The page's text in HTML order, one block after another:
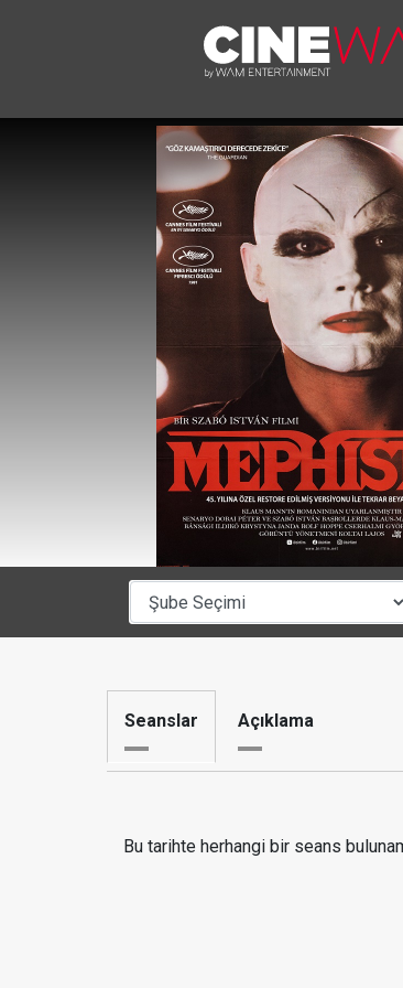
Seanslar Açıklama
Bu tarihte herhangi bir seans